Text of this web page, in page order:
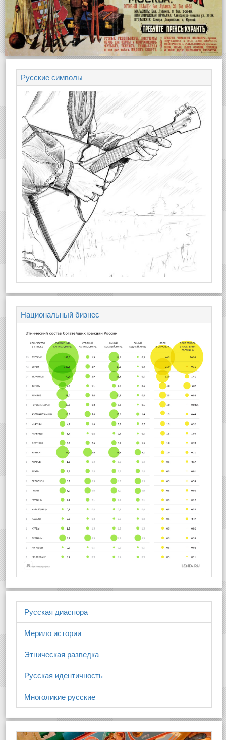
Русские символы
Национальный бизнес
Русская диаспора
Мерило истории
Этническая разведка
Русская идентичность
Многоликие русские